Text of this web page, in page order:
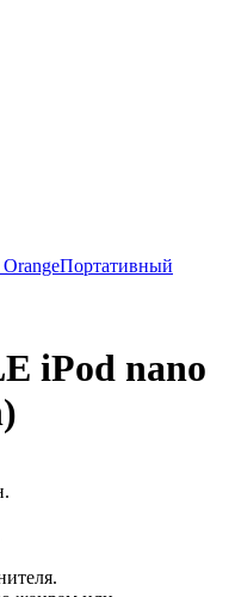
Портативный
iPod nano